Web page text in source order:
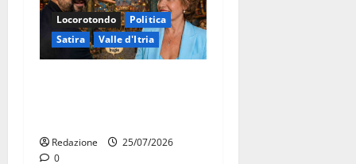
Locorotondo
Politica
Satira
Valle d'Itria
Redazione
25/07/2026
0